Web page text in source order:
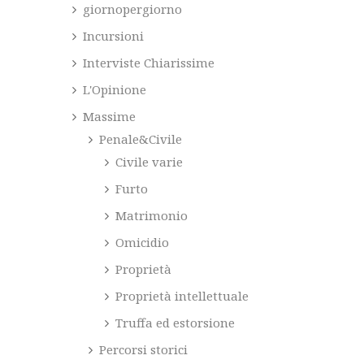
giornopergiorno
Incursioni
Interviste Chiarissime
L'Opinione
Massime
Penale&Civile
Civile varie
Furto
Matrimonio
Omicidio
Proprietà
Proprietà intellettuale
Truffa ed estorsione
Percorsi storici